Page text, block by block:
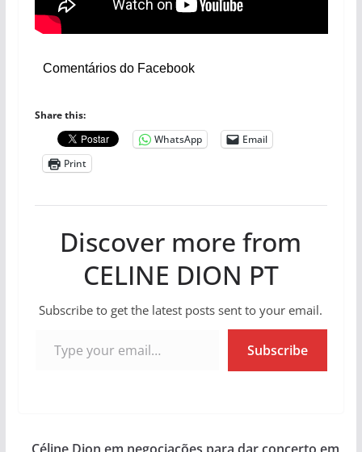
Comentários do Facebook
Share this:
WhatsApp
Email
Print
Discover more from
CELINE DION PT
Subscribe to get the latest posts sent to your email.
Subscribe